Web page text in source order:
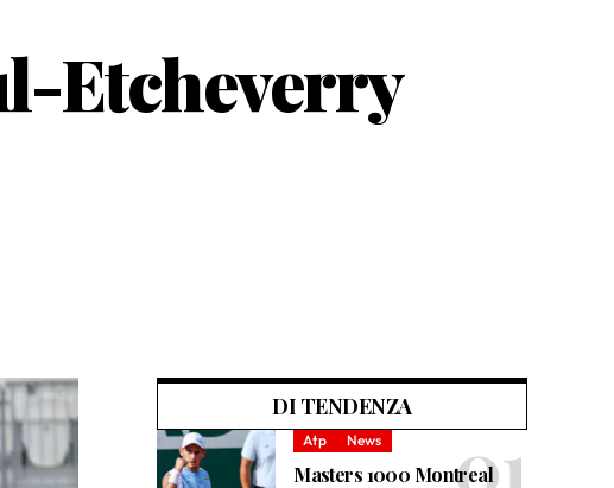
Etcheverry
DI TENDENZA
Atp News
Masters 1000 Montreal